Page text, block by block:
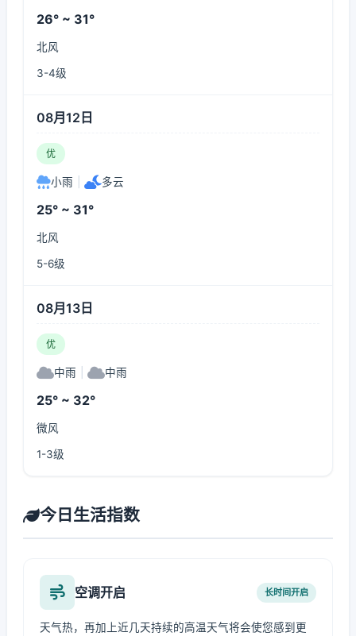
26° ~ 31°
北风
3-4级
08月12日
优
小雨 多云
25° ~ 31°
北风
5-6级
08月13日
优
中雨 中雨
25° ~ 32°
微风
1-3级
今日生活指数
空调开启 长时间开启
天气热，再加上近几天持续的高温天气将会使您感到更